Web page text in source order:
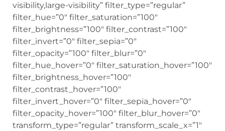
visibility,large-visibility” filter_type=”regular”
filter_hue=”0″ filter_saturation=”100″
filter_brightness=”100″ filter_contrast=”100″
filter_invert=”0″ filter_sepia=”0″
filter_opacity=”100″ filter_blur=”0″
filter_hue_hover=”0″ filter_saturation_hover=”100″
filter_brightness_hover=”100″
filter_contrast_hover=”100″
filter_invert_hover=”0″ filter_sepia_hover=”0″
filter_opacity_hover=”100″ filter_blur_hover=”0″
transform_type=”regular” transform_scale_x=”1″